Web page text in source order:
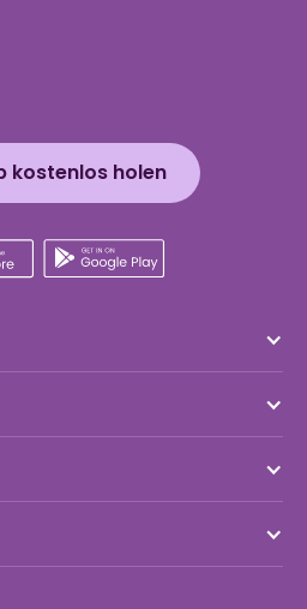
kostenlos holen